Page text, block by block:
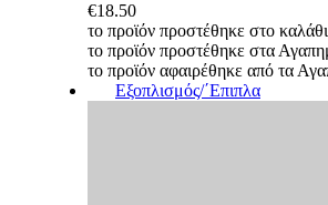
€18.50
το προϊόν προστέθηκε στο καλάθι
το προϊόν προστέθηκε στα
το προϊόν αφαιρέθηκε από τα
Εξοπλισμός/΄Επιπλα